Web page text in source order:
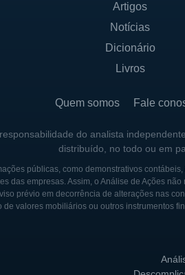
onde atua.
prontas. O segmento de
Gold Medal, demonstraram
panificação da General Mills,
desde misturas para bolos
que facilitam a vida dos
Artigos
Notícias
Dicionário
Livros
Quem somos Fale
do analista
distribuído, no todo ou em
públicas, como demonstrativos
das empresas. Assim, o Análise de Ações
prévio em decorrência de alterações nas
valores mobiliários ou outros instrumentos